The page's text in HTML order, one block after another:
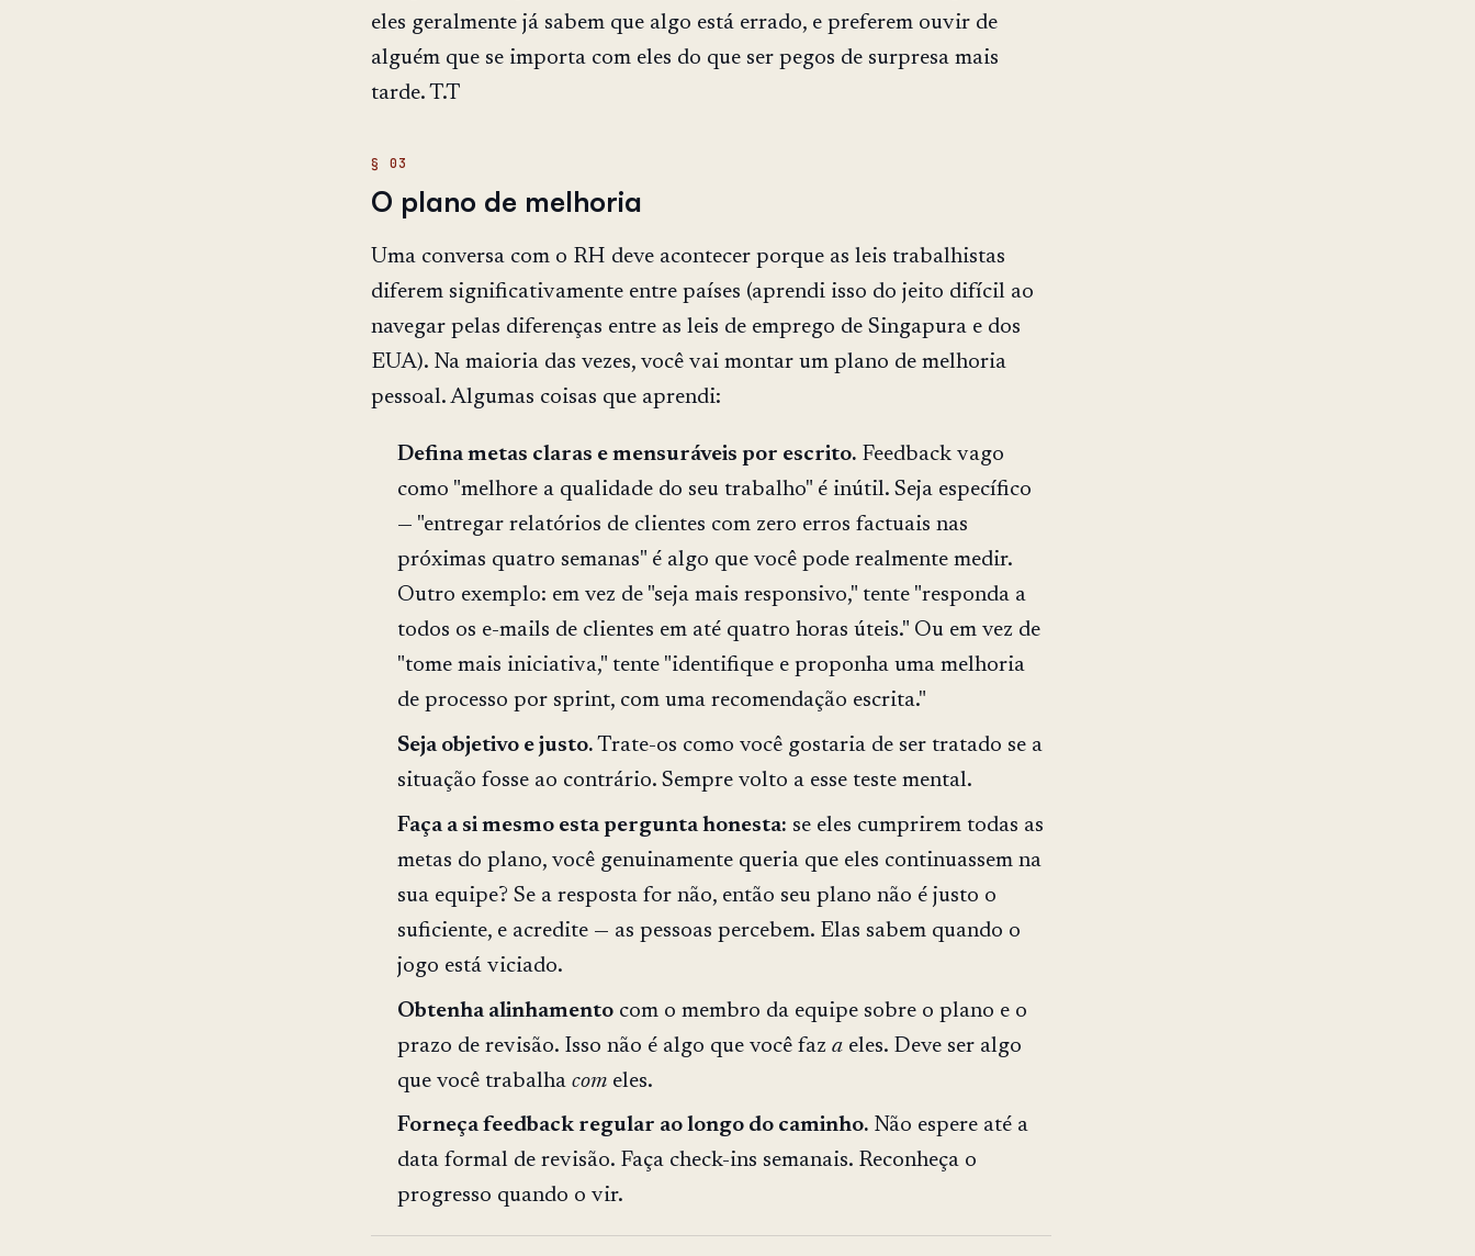
eles geralmente já sabem que algo está errado, e preferem ouvir de
alguém que se importa com eles do que ser pegos de surpresa mais
tarde. T.T
O plano de melhoria
Uma conversa com o RH deve acontecer porque as leis trabalhistas
diferem significativamente entre países (aprendi isso do jeito difícil ao
navegar pelas diferenças entre as leis de emprego de Singapura e dos
EUA). Na maioria das vezes, você vai montar um plano de melhoria
pessoal. Algumas coisas que aprendi:
Defina metas claras e mensuráveis por escrito. Feedback vago
como "melhore a qualidade do seu trabalho" é inútil. Seja específico
— "entregar relatórios de clientes com zero erros factuais nas
próximas quatro semanas" é algo que você pode realmente medir.
Outro exemplo: em vez de "seja mais responsivo," tente "responda a
todos os e-mails de clientes em até quatro horas úteis." Ou em vez de
"tome mais iniciativa," tente "identifique e proponha uma melhoria
de processo por sprint, com uma recomendação escrita."
Seja objetivo e justo. Trate-os como você gostaria de ser tratado se a
situação fosse ao contrário. Sempre volto a esse teste mental.
Faça a si mesmo esta pergunta honesta: se eles cumprirem todas as
metas do plano, você genuinamente queria que eles continuassem na
sua equipe? Se a resposta for não, então seu plano não é justo o
suficiente, e acredite — as pessoas percebem. Elas sabem quando o
jogo está viciado.
Obtenha alinhamento com o membro da equipe sobre o plano e o
prazo de revisão. Isso não é algo que você faz a eles. Deve ser algo
que você trabalha com eles.
Forneça feedback regular ao longo do caminho. Não espere até a
data formal de revisão. Faça check-ins semanais. Reconheça o
progresso quando o vir.